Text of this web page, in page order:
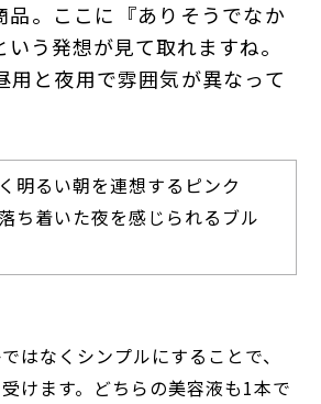
品。ここに『ありそうでなか
う発想が見て取れますね。
用と夜用で雰囲気が異なって
明るい朝を連想するピンク
ち着いた夜を感じられるブル
はなくシンプルにすることで、
けます。どちらの美容液も1本で